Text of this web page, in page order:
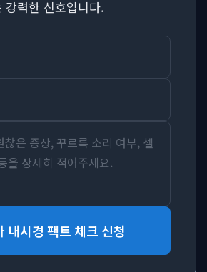
강력한 신호입니다.
내시경 팩트 체크 신청